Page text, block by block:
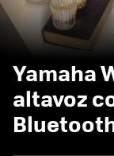
Yamaha
altavoz